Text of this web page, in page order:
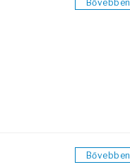
Bővebben
Bővebben